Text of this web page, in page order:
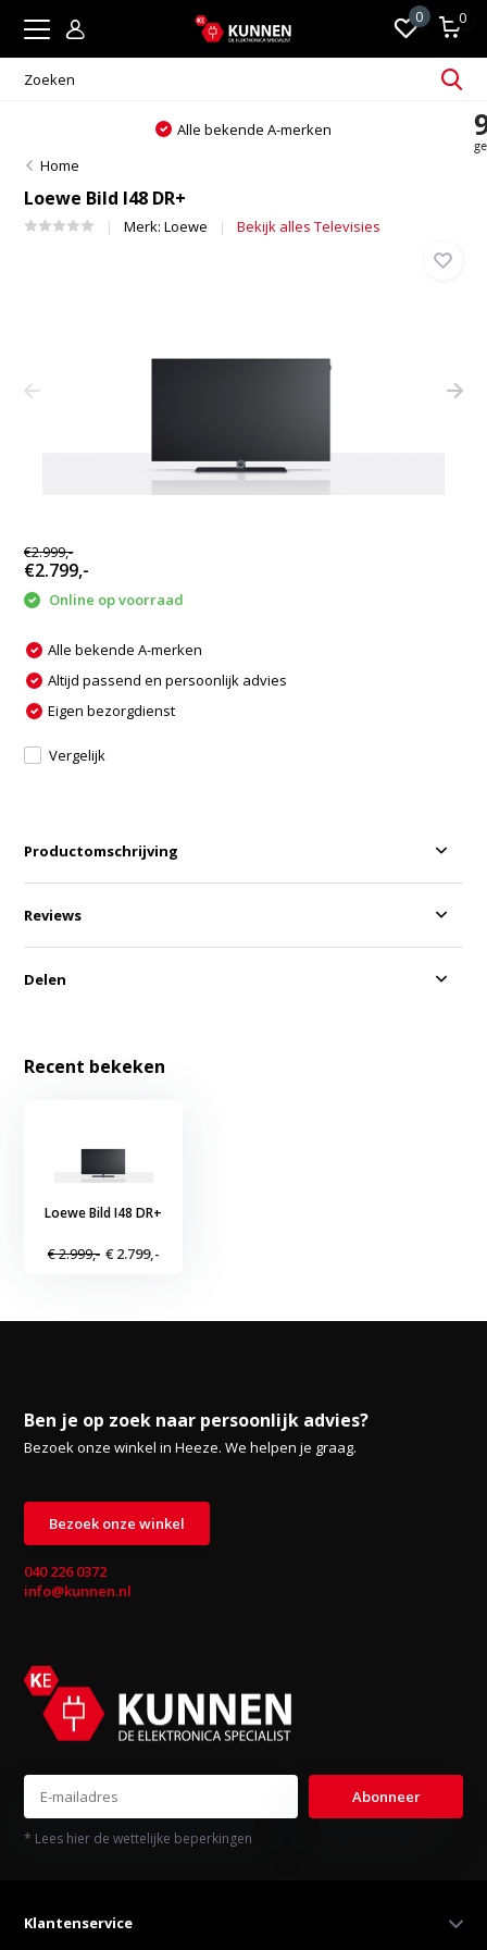
0 0
Alle bekende A-merken
Home
Loewe Bild I48 DR+
Merk:Loewe Bekijk alles Televisies
€2.999,-
€2.799,-
Online op voorraad
Alle bekende A-merken
Altijd passend en persoonlijk advies
Eigen bezorgdienst
Vergelijk
Productomschrijving
Reviews
Delen
Recent bekeken
Loewe Bild I48 DR+
€ 2.999,- € 2.799,-
Ben je op zoek naar persoonlijk advies?
Bezoek onze winkel in Heeze. We helpen je graag.
Bezoek onze winkel
040 226 0372
info@kunnen.nl
Abonneer
* Lees hier de wettelijke beperkingen
Klantenservice